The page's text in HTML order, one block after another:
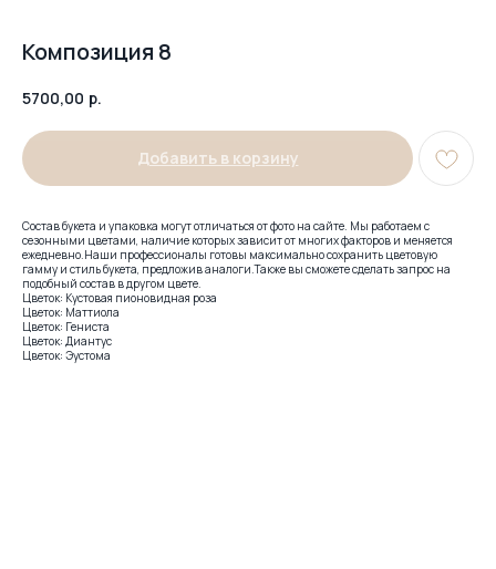
Композиция 8
5700,00 р.
Добавить в корзину
Состав букета и упаковка могут отличаться от фото на сайте. Мы работаем с
сезонными цветами, наличие которых зависит от многих факторов и меняется
ежедневно.Наши профессионалы готовы максимально сохранить цветовую
гамму и стиль букета, предложив аналоги.Также вы сможете сделать запрос на
подобный состав в другом цвете.
Цветок: Кустовая пионовидная роза
Цветок: Маттиола
Цветок: Гениста
Цветок: Диантус
Цветок: Эустома